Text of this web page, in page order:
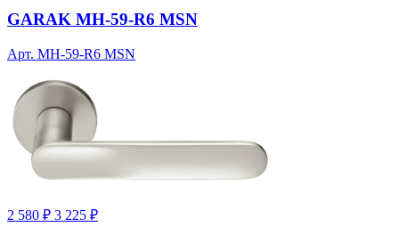
GARAK MH-59-R6 MSN
Арт. MH-59-R6 MSN
2 580 ₽ 3 225 ₽